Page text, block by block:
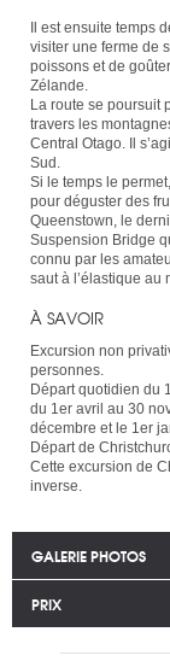
Il est ensuite temps
visiter une ferme de
poissons et de
Zélande.
La route se poursuit
travers les
Central Otago. Il
Sud.
Si le temps le
pour déguster des
Queenstown, le
Suspension Bridge
connu par les
saut à l’élastique au
À SAVOIR
Excursion non
personnes.
Départ quotidien du
du 1er avril au 30
décembre et le 1er
Départ de
Cette excursion de
inverse.
GALERIE PHOTOS
PRIX